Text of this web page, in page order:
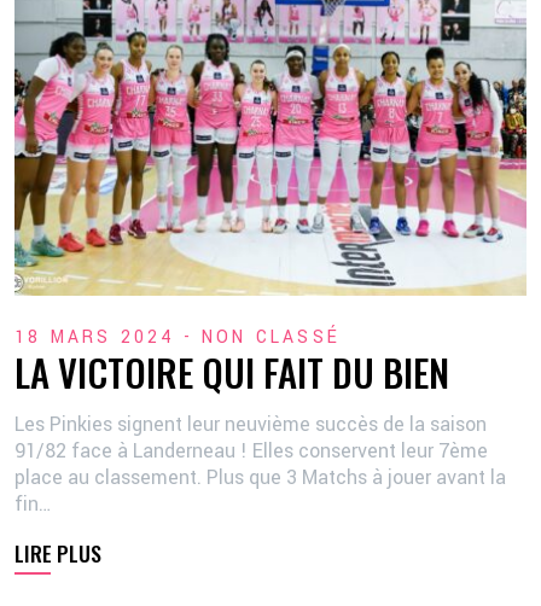
💦
18 MARS 2024 - NON CLASSÉ
LA VICTOIRE QUI FAIT DU BIEN
Les Pinkies signent leur neuvième succès de la saison
91/82 face à Landerneau ! Elles conservent leur 7ème
place au classement. Plus que 3 Matchs à jouer avant la
fin…
LIRE PLUS